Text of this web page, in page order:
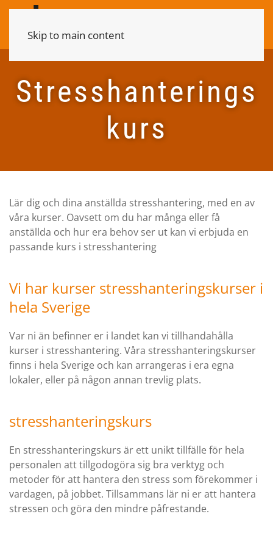
Skip to main content
Stresshanterings
kurs
Lär dig och dina anställda stresshantering, med en av
våra kurser. Oavsett om du har många eller få
anställda och hur era behov ser ut kan vi erbjuda en
passande kurs i stresshantering
Vi har kurser stresshanteringskurser i
hela Sverige
Var ni än befinner er i landet kan vi tillhandahålla
kurser i stresshantering. Våra stresshanteringskurser
finns i hela Sverige och kan arrangeras i era egna
lokaler, eller på någon annan trevlig plats.
stresshanteringskurs
En stresshanteringskurs är ett unikt tillfälle för hela
personalen att tillgodogöra sig bra verktyg och
metoder för att hantera den stress som förekommer i
vardagen, på jobbet. Tillsammans lär ni er att hantera
stressen och göra den mindre påfrestande.